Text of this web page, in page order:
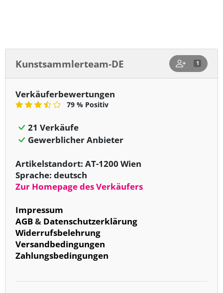
Kunstsammlerteam-DE 1
Verkäuferbewertungen
79 % Positiv
21 Verkäufe
Gewerblicher Anbieter
Artikelstandort: AT-1200 Wien
Sprache: deutsch
Zur Homepage des Verkäufers
Impressum
AGB& Datenschutzerklärung
Widerrufsbelehrung
Versandbedingungen
Zahlungsbedingungen